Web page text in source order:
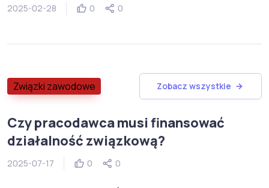
2025-02-28 0 0
Związki zawodowe Zobacz wszystkie
Czy pracodawca musi finansować
działalność związkową?
2025-07-17 0 0